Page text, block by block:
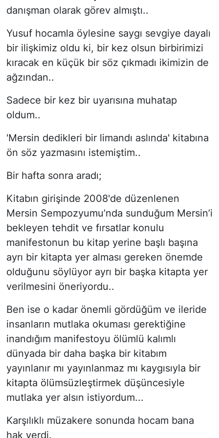
danışman olarak görev almıştı..
Yusuf hocamla öylesine saygı sevgiye dayalı
bir ilişkimiz oldu ki, bir kez olsun birbirimizi
kıracak en küçük bir söz çıkmadı ikimizin de
ağzından..
Sadece bir kez bir uyarısına muhatap
oldum..
'Mersin dedikleri bir limandı aslında' kitabına
ön söz yazmasını istemiştim..
Bir hafta sonra aradı;
Kitabın girişinde 2008'de düzenlenen
Mersin Sempozyumu’nda sunduğum Mersin’i
bekleyen tehdit ve fırsatlar konulu
manifestonun bu kitap yerine başlı başına
ayrı bir kitapta yer alması gereken önemde
olduğunu söylüyor ayrı bir başka kitapta yer
verilmesini öneriyordu..
Ben ise o kadar önemli gördüğüm ve ileride
insanların mutlaka okuması gerektiğine
inandığım manifestoyu ölümlü kalımlı
dünyada bir daha başka bir kitabım
yayınlanır mı yayınlanmaz mı kaygısıyla bir
kitapta ölümsüzleştirmek düşüncesiyle
mutlaka yer alsın istiyordum...
Karşılıklı müzakere sonunda hocam bana
hak verdi.